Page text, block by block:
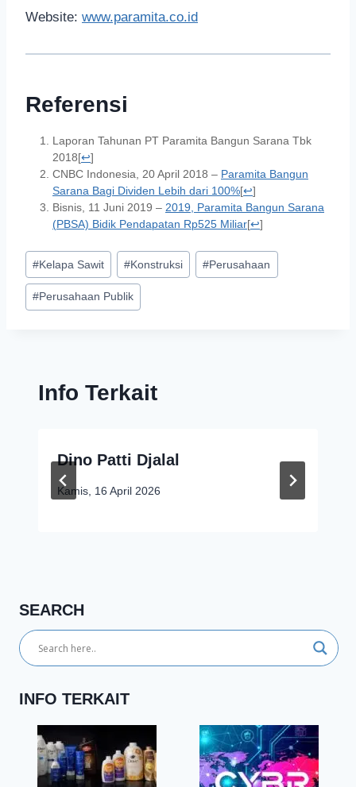
Website: www.paramita.co.id
Referensi
Laporan Tahunan PT Paramita Bangun Sarana Tbk
2018[↩]
CNBC Indonesia, 20 April 2018 – Paramita Bangun
Sarana Bagi Dividen Lebih dari 100%[↩]
Bisnis, 11 Juni 2019 – 2019, Paramita Bangun Sarana
(PBSA) Bidik Pendapatan Rp525 Miliar[↩]
#Kelapa Sawit #Konstruksi #Perusahaan
#Perusahaan Publik
Info Terkait
Dino Patti Djalal
Kamis, 16 April 2026
SEARCH
INFO TERKAIT